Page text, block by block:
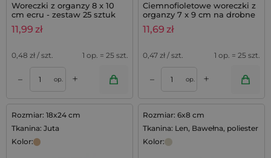
Woreczki z organzy 8 x 10
cm ecru - zestaw 25 sztuk
11,99 zł
0,48 zł / szt. 1 op. = 25 szt.
– op. +
Ciemnofioletowe woreczki z
organzy 7 x 9 cm na drobne
upominki z lawendą,
komplet 25 szt.
11,69 zł
0,47 zł / szt. 1 op. = 25 szt.
– op. +
Rozmiar: 18x24 cm
Tkanina: Juta
Kolor:
Rozmiar: 6x8 cm
Tkanina: Len, Bawełna, poliester
Kolor: